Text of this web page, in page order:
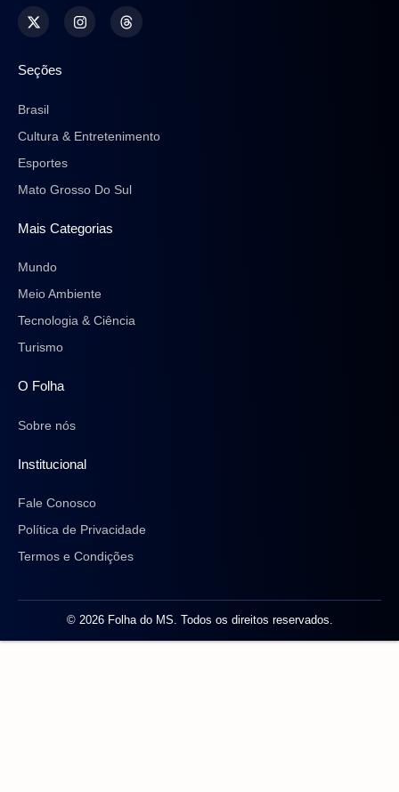
Seções
Brasil
Cultura & Entretenimento
Esportes
Mato Grosso Do Sul
Mais Categorias
Mundo
Meio Ambiente
Tecnologia & Ciência
Turismo
O Folha
Sobre nós
Institucional
Fale Conosco
Política de Privacidade
Termos e Condições
© 2026 Folha do MS. Todos os direitos reservados.